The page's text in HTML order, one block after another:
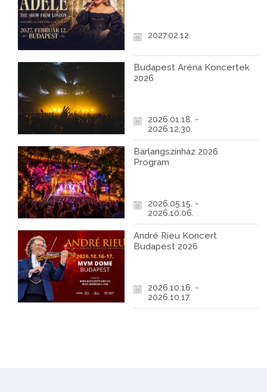
2027.02.12.
Budapest Aréna Koncertek
2026
2026.01.18. -
2026.12.30.
Barlangszínház 2026
Program
2026.05.15. -
2026.10.06.
André Rieu Koncert
Budapest 2026
2026.10.16. -
2026.10.17.